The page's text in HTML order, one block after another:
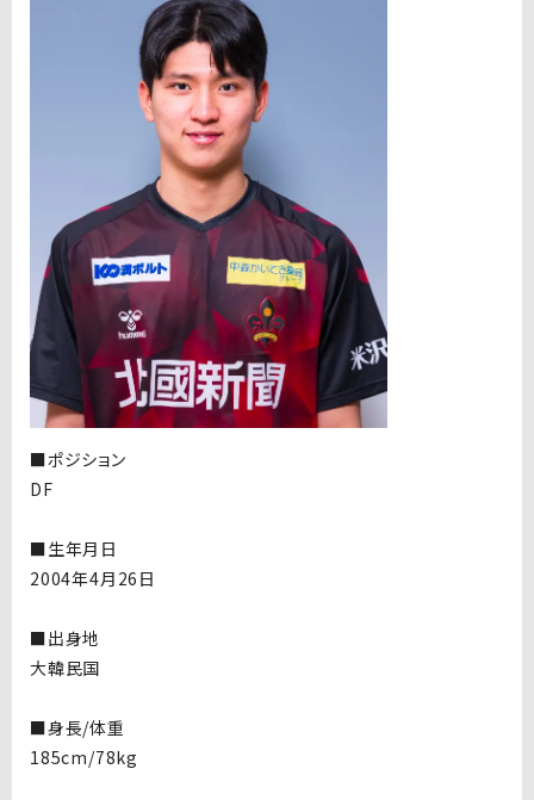
■ポジション
DF
■生年月日
2004年4月26日
■出身地
大韓民国
■身長/体重
185cm/78kg